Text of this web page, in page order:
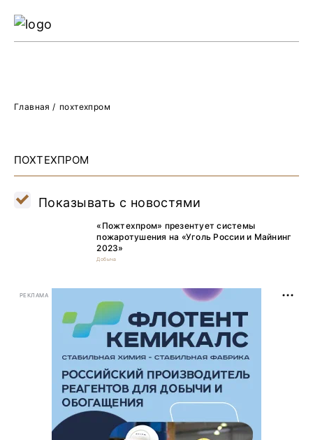
Главная / похтехпром
ПОХТЕХПРОМ
Показывать с новостями
«Пожтехпром» презентует системы
пожаротушения на «Уголь России и Майнинг
2023»
Добыча
РЕКЛАМА